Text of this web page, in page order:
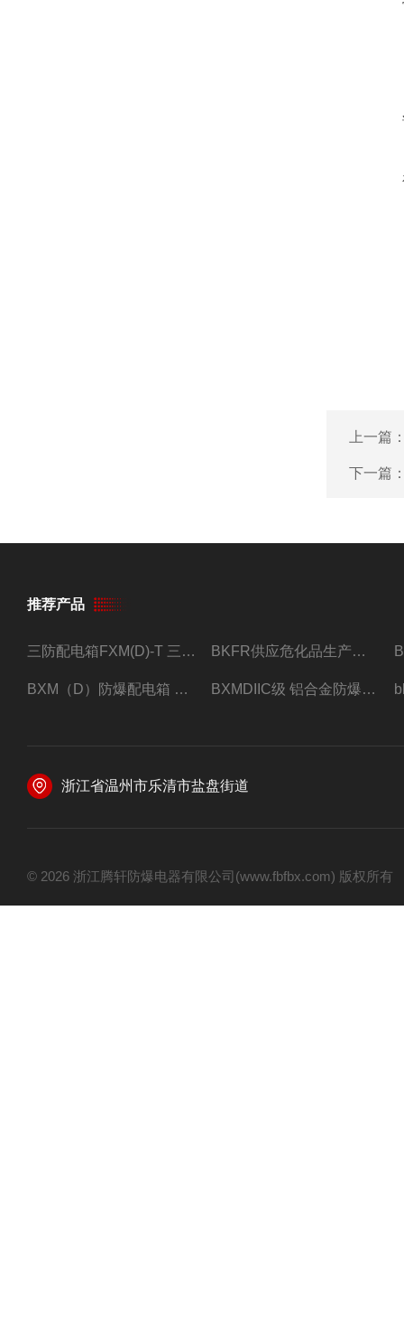
上一篇
下一篇
推荐产品
三防配电箱FXM(D)-T 三防型黑色工程塑料 BKFR供应危化品生产车间1.5匹2匹3匹5匹防爆空调
BXM（D）防爆配电箱 防爆照明动力箱厂家 定做 BXMDIIC级 铝合金防爆照明动力配电箱 加工定做
浙江省温州市乐清市盐盘街道
© 2026 浙江腾轩防爆电器有限公司(www.fbfbx.com) 版权所